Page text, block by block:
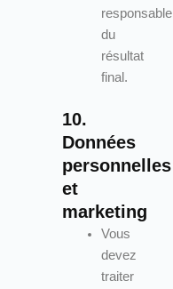
responsable
du
résultat
final.
10.
Données
personnelles
et
marketing
Vous
devez
traiter